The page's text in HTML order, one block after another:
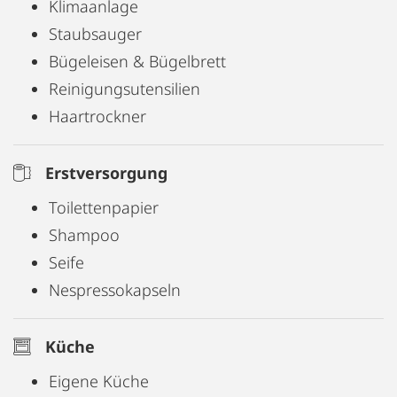
Buchen Sie jetzt Ihr neues Zuhause auf Zeit!
Klimaanlage
Staubsauger
Bügeleisen & Bügelbrett
Reinigungsutensilien
Haartrockner
Erstversorgung
Toilettenpapier
Shampoo
Seife
Nespressokapseln
Küche
Eigene Küche